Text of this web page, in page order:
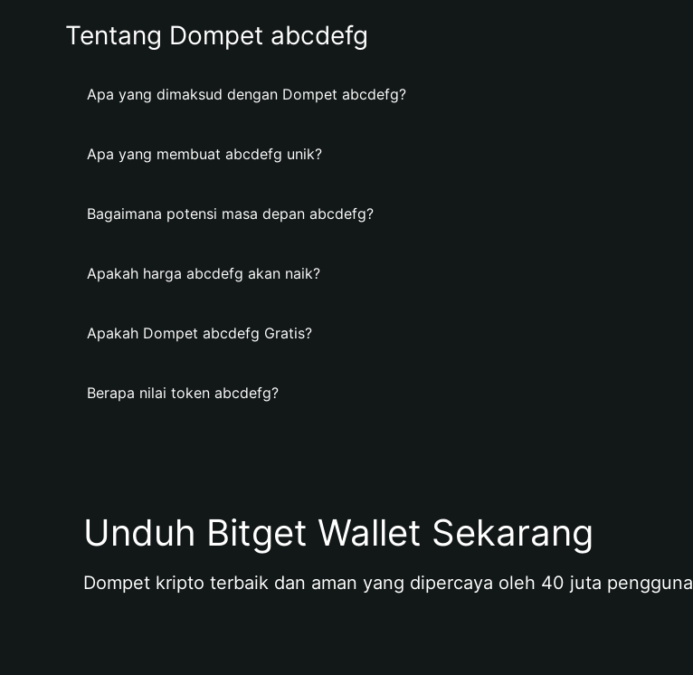
Tentang Dompet abcdefg
Apa yang dimaksud dengan Dompet abcdefg?
Apa yang membuat abcdefg unik?
Bagaimana potensi masa depan abcdefg?
Apakah harga abcdefg akan naik?
Apakah Dompet abcdefg Gratis?
Berapa nilai token abcdefg?
Unduh Bitget Wallet Sekarang
Dompet kripto terbaik dan aman yang dipercaya oleh 40 juta pengguna